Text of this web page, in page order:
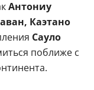
Антониу
Каэтано
Сауло
поближе с